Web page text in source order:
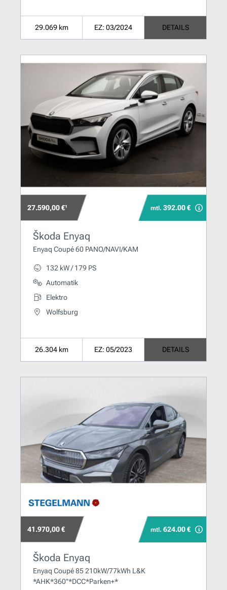
29.069 km EZ: 03/2024 DETAILS
27.590,00 €¹ mtl. 392.00 €
Škoda Enyaq
Enyaq Coupé 60 PANO/NAVI/KAM
132 kW / 179 PS
Automatik
Elektro
Wolfsburg
26.304 km EZ: 05/2023 DETAILS
41.970,00 € mtl. 624.00 €
Škoda Enyaq
Enyaq Coupé 85 210kW/77kWh L&K
*AHK*360°*DCC*Parken+*